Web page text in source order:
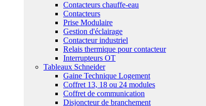
Contacteurs chauffe-eau
Contacteurs
Prise Modulaire
Gestion d'éclairage
Contacteur industriel
Relais thermique pour contacteur
Interrupteurs OT
Tableaux Schneider
Gaine Technique Logement
Coffret 13, 18 ou 24 modules
Coffret de communication
Disjoncteur de branchement